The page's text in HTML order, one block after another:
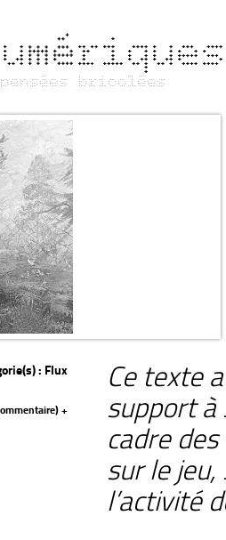
bricolées
: Flux
) +
Ce texte
support
cadre des
sur le
l’activité